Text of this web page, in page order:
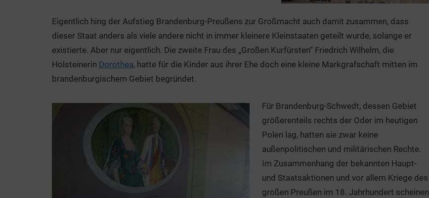
Eigentlich hing der Aufstieg Brandenburg-Preußens zur Großmacht auch damit zusammen, dass
dieser Staat anders als viele andere nicht in immer kleinere Kleinstaaten geteilt wurde, solange er
existierte. Aber nur eigentlich. Die zweite Frau des „Großen Kurfürsten“ Friedrich Wilhelm, die
Holsteinerin Dorothea, hatte für die Kinder aus ihrer Ehe doch eine kleine Markgrafschaft mitten im
brandenburgischem Gebiet begründet.
Für Brandenburg-Schwedt, dessen Gebiet
größerenteils rechts der Oder im heutigen
Polen lag, hatten sie zwar keine
außenpolitischen und militärischen Rechte.
Im Zusammenhang der bekannten Haupt-
und Staatsaktionen und vor allem Kriege des
großen Preußen im 18. Jahrhundert scheinen